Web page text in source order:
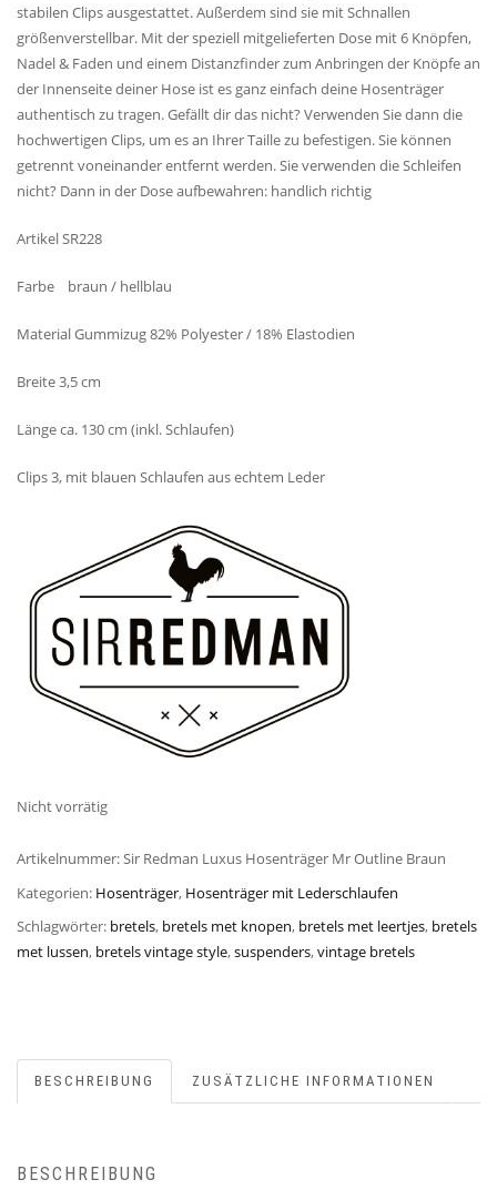
stabilen Clips ausgestattet. Außerdem sind sie mit Schnallen
größenverstellbar. Mit der speziell mitgelieferten Dose mit 6 Knöpfen,
Nadel & Faden und einem Distanzfinder zum Anbringen der Knöpfe an
der Innenseite deiner Hose ist es ganz einfach deine Hosenträger
authentisch zu tragen. Gefällt dir das nicht? Verwenden Sie dann die
hochwertigen Clips, um es an Ihrer Taille zu befestigen. Sie können
getrennt voneinander entfernt werden. Sie verwenden die Schleifen
nicht? Dann in der Dose aufbewahren: handlich richtig
Artikel SR228
Farbe braun / hellblau
Material Gummizug 82% Polyester / 18% Elastodien
Breite 3,5 cm
Länge ca. 130 cm (inkl. Schlaufen)
Clips 3, mit blauen Schlaufen aus echtem Leder
Nicht vorrätig
Artikelnummer:Sir Redman Luxus Hosenträger Mr Outline Braun
Kategorien: Hosenträger, Hosenträger mit Lederschlaufen
Schlagwörter: bretels, bretels met knopen, bretels met leertjes, bretels
met lussen, bretels vintage style,suspenders,vintage bretels
BESCHREIBUNG ZUSÄTZLICHE INFORMATIONEN
BESCHREIBUNG